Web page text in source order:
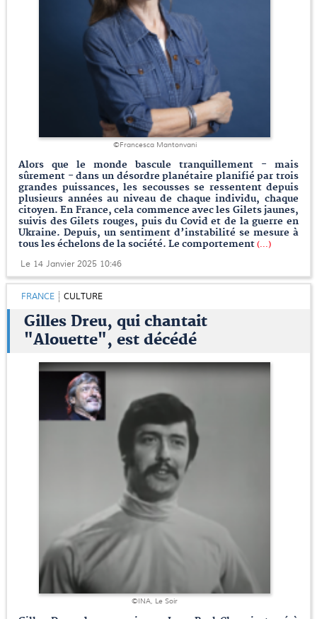
©Francesca Mantonvani
Alors que le monde bascule tranquillement - mais
sûrement - dans un désordre planétaire planifié par trois
grandes puissances, les secousses se ressentent depuis
plusieurs années au niveau de chaque individu, chaque
citoyen. En France, cela commence avec les Gilets jaunes,
suivis des Gilets rouges, puis du Covid et de la guerre en
Ukraine. Depuis, un sentiment d’instabilité se mesure à
tous les échelons de la société. Le comportement (...)
Le 14 Janvier 2025 10:46
FRANCE CULTURE
Gilles Dreu, qui chantait
"Alouette", est décédé
©INA, Le Soir